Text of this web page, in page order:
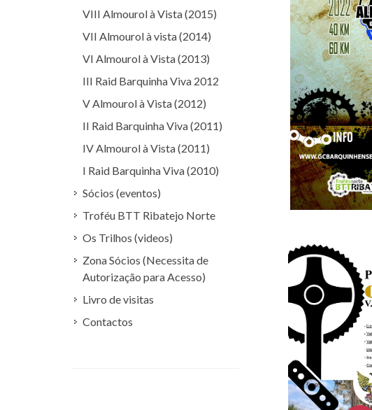
VIII Almourol à Vista (2015)
VII Almourol à vista (2014)
VI Almourol à Vista (2013)
III Raid Barquinha Viva 2012
V Almourol à Vista (2012)
II Raid Barquinha Viva (2011)
IV Almourol à Vista (2011)
I Raid Barquinha Viva (2010)
Sócios (eventos)
Troféu BTT Ribatejo Norte
Os Trilhos (videos)
Zona Sócios (Necessita de
Autorização para Acesso)
Livro de visitas
Contactos